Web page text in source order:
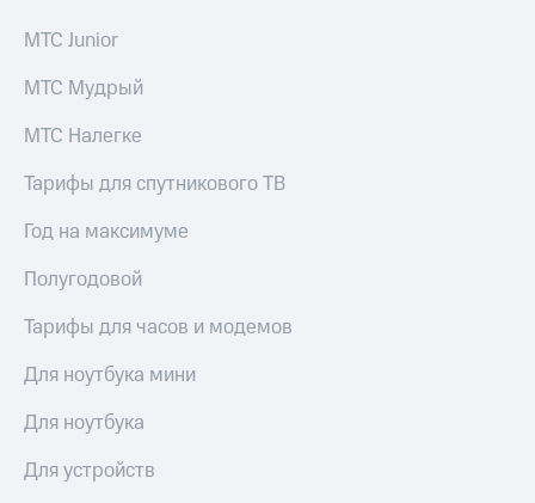
МТС Junior
МТС Мудрый
МТС Налегке
Тарифы для спутникового ТВ
Год на максимуме
Полугодовой
Тарифы для часов и модемов
Для ноутбука мини
Для ноутбука
Для устройств